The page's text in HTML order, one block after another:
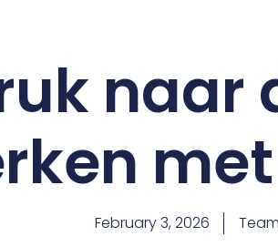
naar
February 3, 2026